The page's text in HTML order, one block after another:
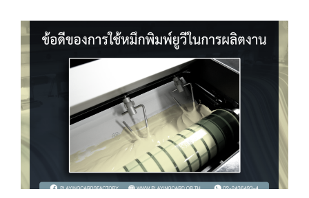
principle
It
of
two
main
principles.